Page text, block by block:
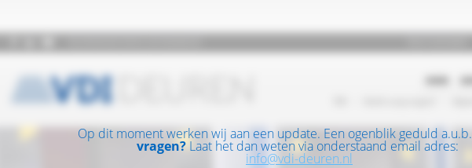
Op dit moment werken wij aan een update. Een ogenblik geduld a.u.b.
vragen? Laat het dan weten via onderstaand email adres:
info@vdi-deuren.nl